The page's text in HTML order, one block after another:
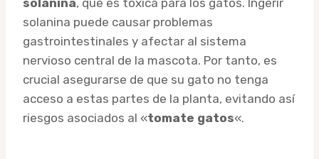
solanina puede causar problemas
gastrointestinales y afectar al sistema
nervioso central de la mascota. Por tanto, es
crucial asegurarse de que su gato no tenga
acceso a estas partes de la planta, evitando así
riesgos asociados al «tomate gatos«.